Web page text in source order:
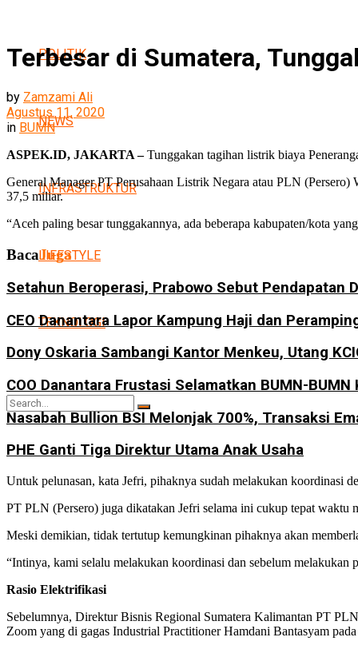
POLITIK
NEWS
INFRASTRUKTUR
LIFESTYLE
TEKNOLOGI
View All Result
Terbesar di Sumatera,
by Zamzami Ali
Agustus 11, 2020
in BUMN
ASPEK.ID, JAKARTA –Tunggakan tagihan listrik biaya
General Manager PT Perusahaan Listrik Negara atau PLN
37,5 miliar.
“Aceh paling besar tunggakannya, ada beberapa kabupaten/kota
BacaJuga
Setahun Beroperasi, Prabowo Sebut Pendapatan
CEO Danantara Lapor Kampung Haji dan
Dony Oskaria Sambangi Kantor Menkeu, Utang
COO Danantara Frustasi Selamatkan BUMN-BUMN
Nasabah Bullion BSI Melonjak 700%, Transaksi
PHE Ganti Tiga Direktur Utama Anak Usaha
Untuk pelunasan, kata Jefri, pihaknya sudah melakukan koordinasi
PT PLN (Persero) juga dikatakan Jefri selama ini cukup tepat
Meski demikian, tidak tertutup kemungkinan pihaknya akan
“Intinya, kami selalu melakukan koordinasi dan sebelum melakukan
Rasio Elektrifikasi
Sebelumnya, Direktur Bisnis Regional Sumatera Kalimantan PT
Zoom yang di gagas Industrial Practitioner Hamdani Bantasyam